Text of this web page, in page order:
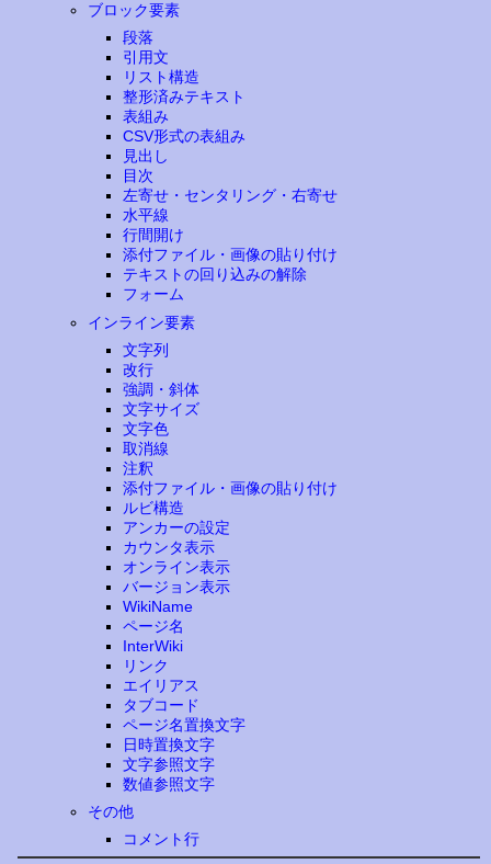
ブロック要素
段落
引用文
リスト構造
整形済みテキスト
表組み
CSV形式の表組み
見出し
目次
左寄せ・センタリング・右寄せ
水平線
行間開け
添付ファイル・画像の貼り付け
テキストの回り込みの解除
フォーム
インライン要素
文字列
改行
強調・斜体
文字サイズ
文字色
取消線
注釈
添付ファイル・画像の貼り付け
ルビ構造
アンカーの設定
カウンタ表示
オンライン表示
バージョン表示
WikiName
ページ名
InterWiki
リンク
エイリアス
タブコード
ページ名置換文字
日時置換文字
文字参照文字
数値参照文字
その他
コメント行